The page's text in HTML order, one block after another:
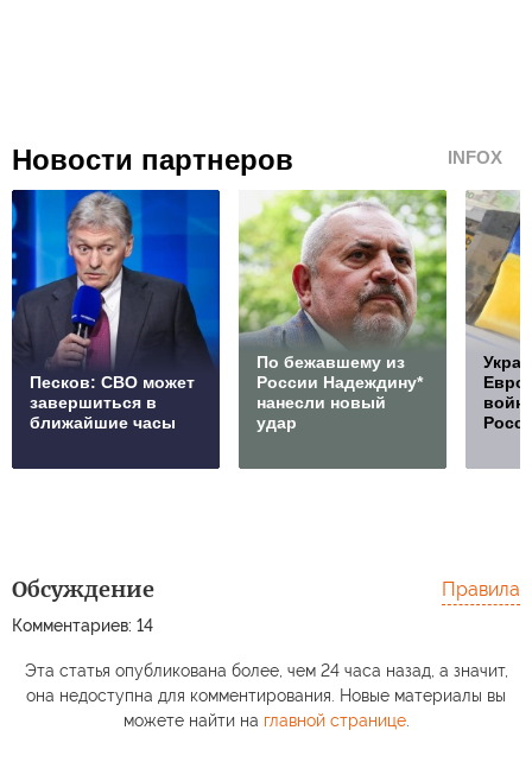
Новости партнеров INFOX
Песков: СВО может
завершиться в
ближайшие часы
По бежавшему из
России Надеждину*
нанесли новый
удар
Обсуждение
Комментариев: 14
Правила
Эта статья опубликована более, чем 24 часа назад, а значит,
она недоступна для комментирования. Новые материалы вы
можете найти на главной странице.